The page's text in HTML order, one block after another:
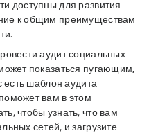
доступны для развития
к общим преимуществам
аудит социальных
показаться пугающим,
есть шаблон аудита
вам в этом
чтобы узнать, что вам
сетей, и загрузите